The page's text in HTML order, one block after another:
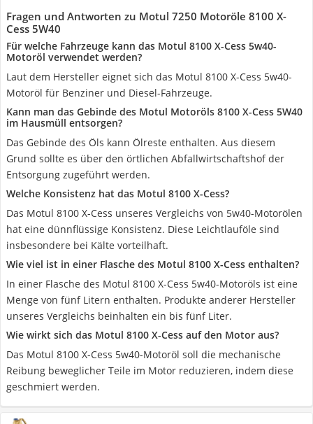
Fragen und Antworten zu Motul 7250 Motoröle 8100 X-
Cess 5W40
Für welche Fahrzeuge kann das Motul 8100 X-Cess 5w40-
Motoröl verwendet werden?
Laut dem Hersteller eignet sich das Motul 8100 X-Cess 5w40-
Motoröl für Benziner und Diesel-Fahrzeuge.
Kann man das Gebinde des Motul Motoröls 8100 X-Cess 5W40
im Hausmüll entsorgen?
Das Gebinde des Öls kann Ölreste enthalten. Aus diesem
Grund sollte es über den örtlichen Abfallwirtschaftshof der
Entsorgung zugeführt werden.
Welche Konsistenz hat das Motul 8100 X-Cess?
Das Motul 8100 X-Cess unseres Vergleichs von 5w40-Motorölen
hat eine dünnflüssige Konsistenz. Diese Leichtlauföle sind
insbesondere bei Kälte vorteilhaft.
Wie viel ist in einer Flasche des Motul 8100 X-Cess enthalten?
In einer Flasche des Motul 8100 X-Cess 5w40-Motoröls ist eine
Menge von fünf Litern enthalten. Produkte anderer Hersteller
unseres Vergleichs beinhalten ein bis fünf Liter.
Wie wirkt sich das Motul 8100 X-Cess auf den Motor aus?
Das Motul 8100 X-Cess 5w40-Motoröl soll die mechanische
Reibung beweglicher Teile im Motor reduzieren, indem diese
geschmiert werden.